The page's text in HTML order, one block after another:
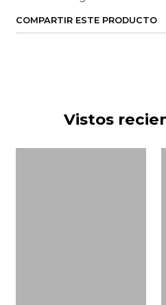
COMPARTIR ESTE PRODUCTO
Vistos